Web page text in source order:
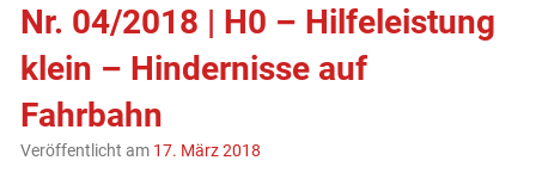
Hainstadt
Nr. 04/2018 | H0 – Hilfeleistung
klein – Hindernisse auf
Fahrbahn
Veröffentlicht am 17. März 2018